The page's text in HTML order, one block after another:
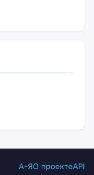
А-ЯО проектеAPI